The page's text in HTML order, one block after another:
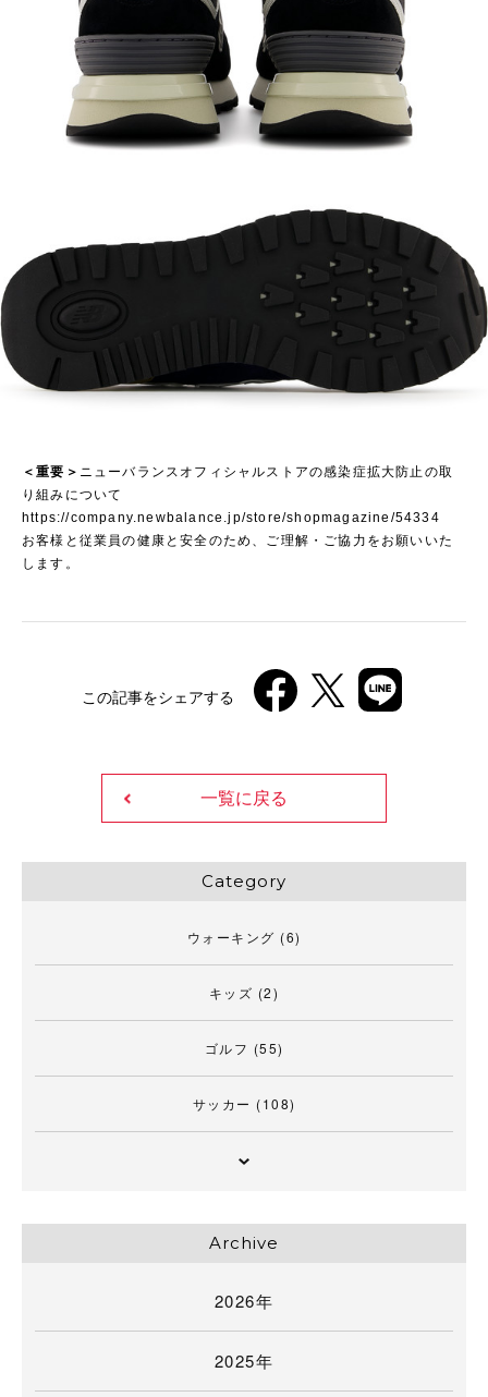
＜重要＞ ニューバランスオフィシャルストアの感染症拡大防止の取
り組みについて
https://company.newbalance.jp/store/shopmagazine/54334
お客様と従業員の健康と安全のため、ご理解・ご協力をお願いいた
します。
この記事をシェアする
一覧に戻る
Category
ウォーキング (6)
キッズ (2)
ゴルフ (55)
サッカー (108)
Archive
2026年
2025年